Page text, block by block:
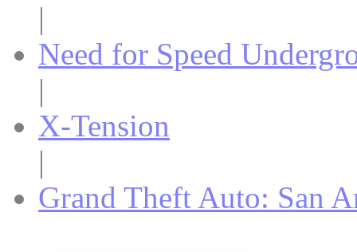
|
Need for Speed
|
X-Tension
|
Grand Theft Auto: San